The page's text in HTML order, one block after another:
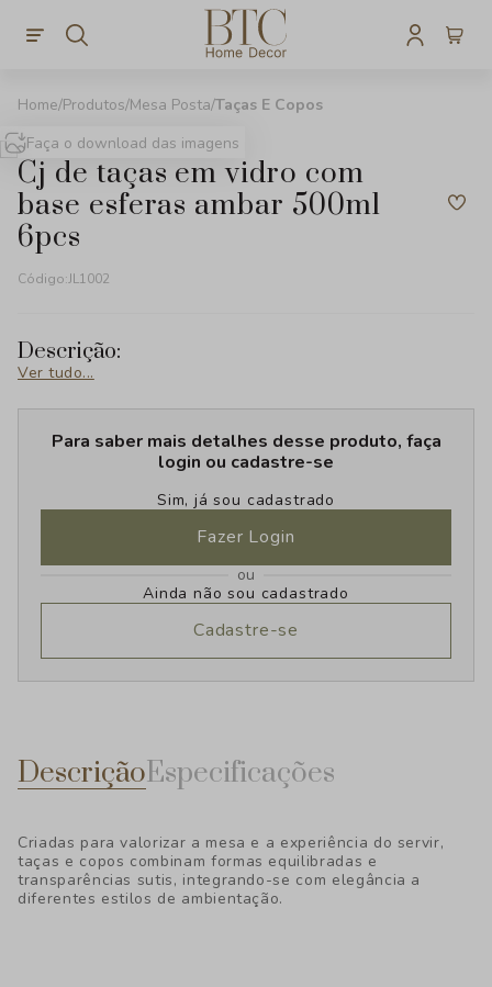
Produtos Mesa Posta Taças E Copos
Faça o download das imagens
cj de taças em vidro com
base esferas ambar 500ml
6pcs
Código:JL1002
Descrição:
Ver tudo...
Para saber mais detalhes desse produto, faça
login ou cadastre-se
Sim, já sou cadastrado
Fazer Login
ou
Ainda não sou cadastrado
Cadastre-se
DescriçãoEspecificações
Criadas para valorizar a mesa e a experiência do servir,
taças e copos combinam formas equilibradas e
transparências sutis, integrando-se com elegância a
diferentes estilos de ambientação.